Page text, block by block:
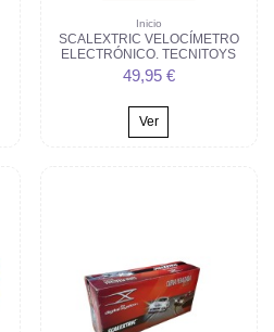
Inicio
SCALEXTRIC VELOCÍMETRO
ELECTRÓNICO. TECNITOYS
49,95 €
Ver